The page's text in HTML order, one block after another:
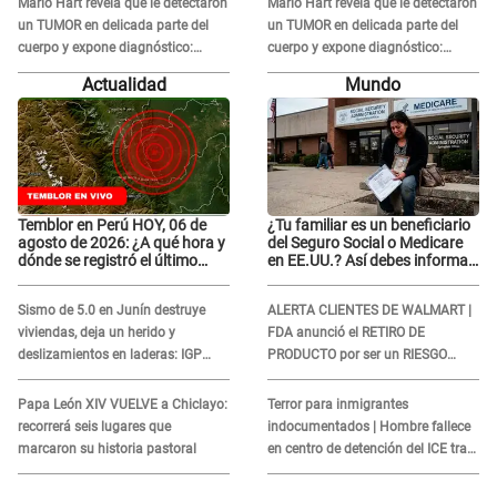
Mario Hart revela que le detectaron
un TUMOR en delicada parte del
cuerpo y expone diagnóstico:
"Dolores muy fuertes..."
Mario Hart revela que le detectaron
un TUMOR en delicada parte del
cuerpo y expone diagnóstico:
"Dolores muy fuertes..."
Actualidad
Temblor en Perú HOY, 06 de
agosto de 2026: ¿A qué hora y
dónde se registró el último
Sismo de 5.0 en Junín destruye
viviendas, deja un herido y
deslizamientos en laderas: IGP
alerta sobre posibles réplicas
Papa León XIV VUELVE a Chiclayo:
recorrerá seis lugares que
marcaron su historia pastoral
Mundo
¿Tu familiar es un beneficiario
del Seguro Social o Medicare
en EE.UU.? Así debes informar
ALERTA CLIENTES DE WALMART |
FDA anunció el RETIRO DE
PRODUCTO por ser un RIESGO
MORTAL para consumidores: ¿Cuál
es?
Terror para inmigrantes
indocumentados | Hombre fallece
en centro de detención del ICE tras
sufrir una "emergencia médica"